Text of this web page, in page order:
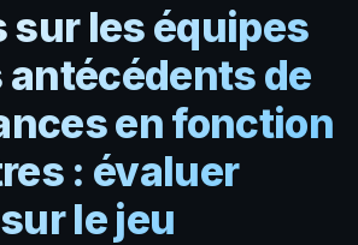
sur les équipes
antécédents de
en fonction
: évaluer
le jeu